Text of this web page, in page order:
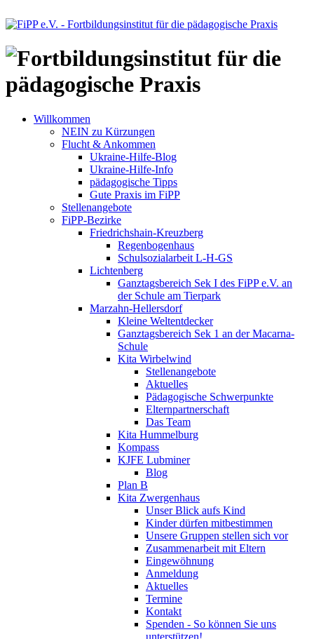
Willkommen
NEIN zu Kürzungen
Flucht & Ankommen
Ukraine-Hilfe-Blog
Ukraine-Hilfe-Info
pädagogische Tipps
Gute Praxis im FiPP
Stellenangebote
FiPP-Bezirke
Friedrichshain-Kreuzberg
Regenbogenhaus
Schulsozialarbeit L-H-GS
Lichtenberg
Ganztagsbereich Sek I des FiPP e.V. an
der Schule am Tierpark
Marzahn-Hellersdorf
Kleine Weltentdecker
Ganztagsbereich Sek 1 an der Macarna-
Schule
Kita Wirbelwind
Stellenangebote
Aktuelles
Pädagogische Schwerpunkte
Elternpartnerschaft
Das Team
Kita Hummelburg
Kompass
KJFE Lubminer
Blog
Plan B
Kita Zwergenhaus
Unser Blick aufs Kind
Kinder dürfen mitbestimmen
Unsere Gruppen stellen sich vor
Zusammenarbeit mit Eltern
Eingewöhnung
Anmeldung
Aktuelles
Termine
Kontakt
Spenden - So können Sie uns
unterstützen!